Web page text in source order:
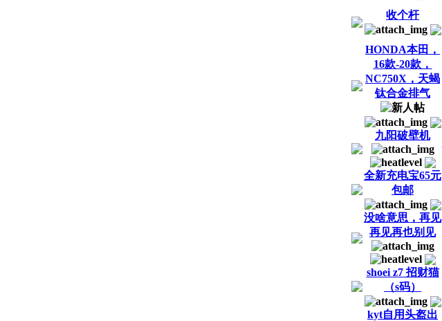
收个杆
HONDA本田，
16款-20款，
NC750X，天蝎
钛合金排气
九阳破壁机
全新充电宝65元
包邮
没啥意思，再见
再见再也别见
shoei z7 招财猫
（s码）
kyt自用头盔出